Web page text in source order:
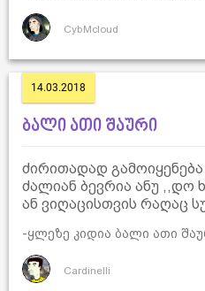
CybMcloud
14.03.2018
ბალი ათი შაური
ძირითადად
ძალიან ბევრია ანუ ,,დო
ან ვიღაცისთვის რაღაც
-ყლეზე კიდია ბალი ათი
Cardinelli